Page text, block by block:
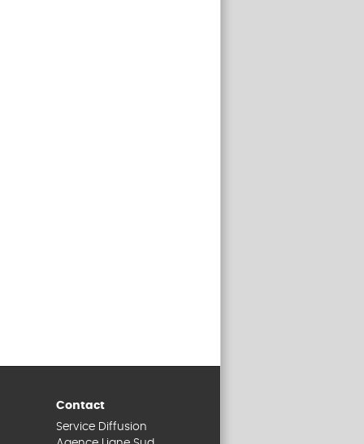
Contact
Service Diffusion